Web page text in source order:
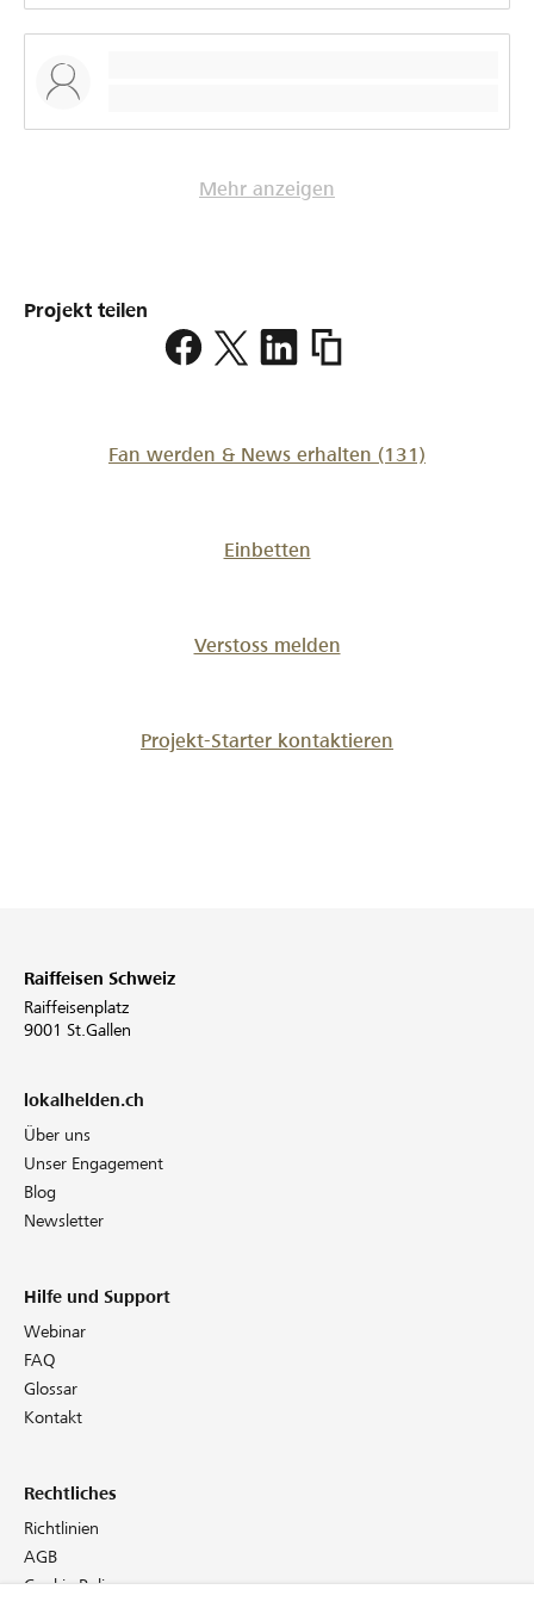
Mehr anzeigen
Projekt teilen
https://
Fan werden & News erhalten (131)
Einbetten
Verstoss melden
Projekt-Starter kontaktieren
Raiffeisen Schweiz
Raiffeisenplatz
9001 St.Gallen
lokalhelden.ch
Über uns
Unser Engagement
Blog
Newsletter
Hilfe und Support
Webinar
FAQ
Glossar
Kontakt
Rechtliches
Richtlinien
AGB
Cookie Policy